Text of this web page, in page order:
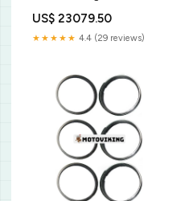
6210J – dieseltank,
bränslebehållare Jeep
US$ 23079.50
★★★★★ 4.4 (29 reviews)